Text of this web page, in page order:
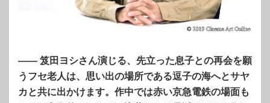
—— 笈田ヨシさん演じる、先立った息子との再会を願
うフセ老人は、思い出の場所である逗子の海へとサヤ
カと共に出かけます。作中では赤い京急電鉄の場面も